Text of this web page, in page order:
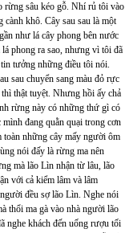
sâu kéo gỗ. Nhí rủ tôi vào
cành khô. Cây sau sau là một
như lá cây phong bên nước
phong ra sao, nhưng vì tôi đã
tưởng những điều tôi nói.
sau chuyển sang màu đỏ rực
thật tuyệt. Nhưng hồi ấy chả
rừng này có những thứ gì có
đang quằn quại trong cơn
toàn những cây mấy người ôm
nói đấy là rừng ma nên
mà lão Lìn nhận từ lâu, lão
với cả kiểm lâm và lâm
đều sợ lão Lìn. Nghe nói
thổi ma gà vào nhà người lão
nghe khách đến uống rượu tối